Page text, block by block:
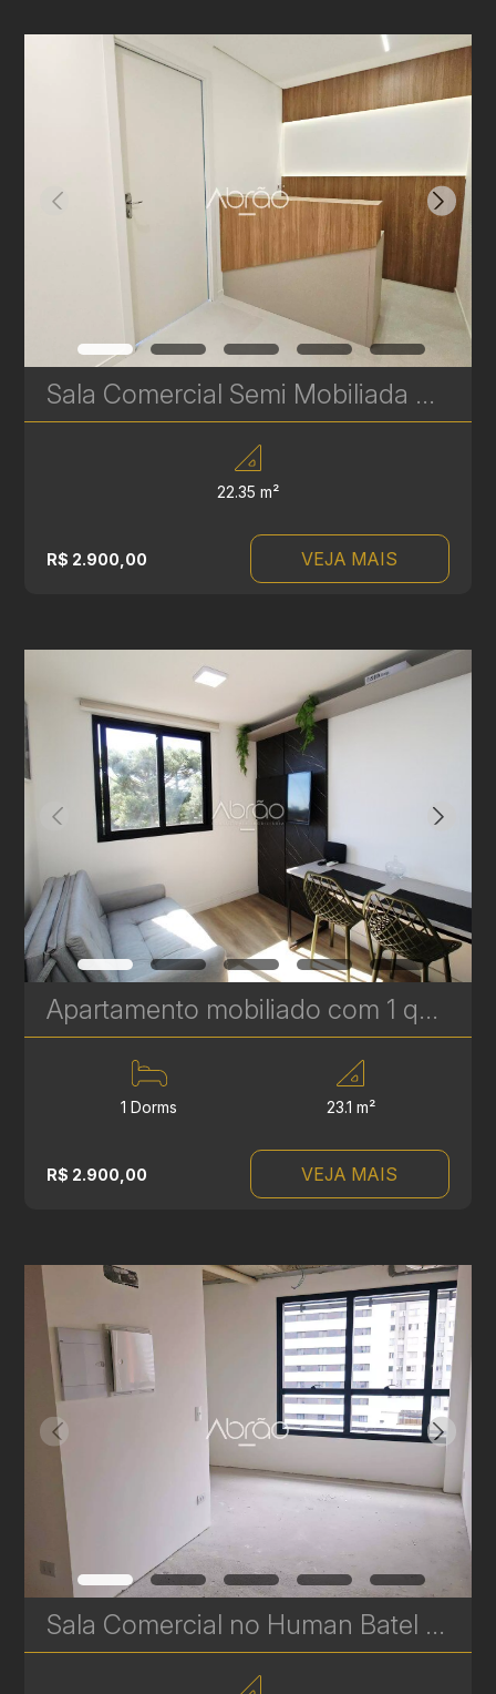
Sala Comercial Semi Mobiliada para Alugar no Human Batel – 22 m² | Recepção e Consultório | Ref. 661
22.35 m²
R$ 2.900,00 VEJA MAIS
Apartamento mobiliado com 1 quarto para alugar a 2 quadras da PUCPR, Prado Velho – 23 m² | Ref 1830
1 Dorms 23.1 m²
R$ 2.900,00 VEJA MAIS
Sala Comercial no Human Batel – Ideal para Médicos, Dentistas e Psicólogos - 22 m² | Ref. 487